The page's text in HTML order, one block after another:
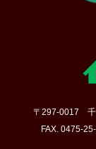
〒297-0017 千
FAX. 0475-